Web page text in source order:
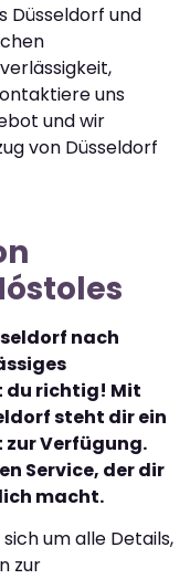
Düsseldorf und
uns
und wir
von Düsseldorf
nach
du richtig! Mit
steht dir ein
Verfügung.
Service, der dir
macht.
um alle Details,
zur